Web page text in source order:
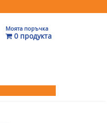
Моята поръчка
0 продукта